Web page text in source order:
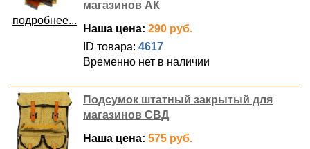
подробнее...
магазинов АК
Наша цена: 290 руб.
ID товара: 4617
Временно нет в наличии
Подсумок штатный закрытый для
магазинов СВД
Наша цена: 575 руб.